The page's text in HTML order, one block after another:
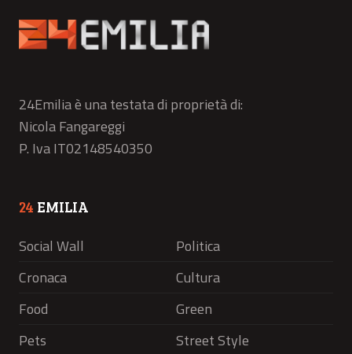
24Emilia è una testata di proprietà di:
Nicola Fangareggi
P. Iva IT02148540350
24 EMILIA
Social Wall
Politica
Cronaca
Cultura
Food
Green
Pets
Street Style